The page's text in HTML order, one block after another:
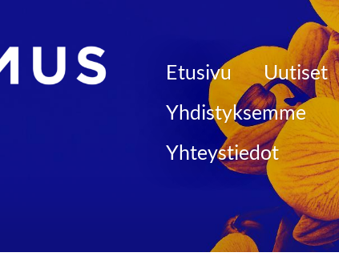
kunnallisjärjestö
Etusivu Uutiset
Yhdistyksemme
Yhteystiedot